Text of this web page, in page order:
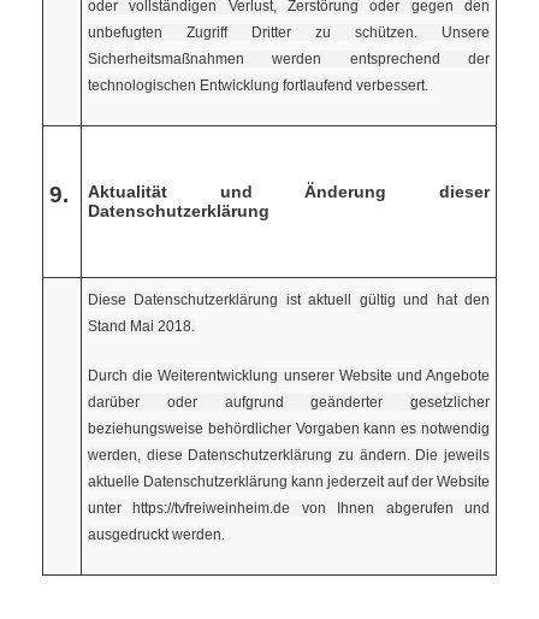
oder vollständigen Verlust, Zerstörung oder gegen den
unbefugten Zugriff Dritter zu schützen. Unsere
Sicherheitsmaßnahmen werden entsprechend der
technologischen Entwicklung fortlaufend verbessert.
9.
Aktualität und Änderung dieser
Datenschutzerklärung
Diese Datenschutzerklärung ist aktuell gültig und hat den
Stand Mai 2018.
Durch die Weiterentwicklung unserer Website und Angebote
darüber oder aufgrund geänderter gesetzlicher
beziehungsweise behördlicher Vorgaben kann es notwendig
werden, diese Datenschutzerklärung zu ändern. Die jeweils
aktuelle Datenschutzerklärung kann jederzeit auf der Website
unter https://tvfreiweinheim.de von Ihnen abgerufen und
ausgedruckt werden.